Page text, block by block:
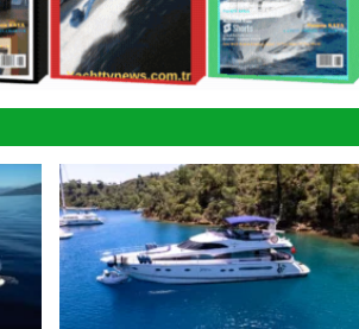
Katamaran
850CC Cabin
Haber’de
850 Center
Katamaran
GM 42 FLY
Haber’de